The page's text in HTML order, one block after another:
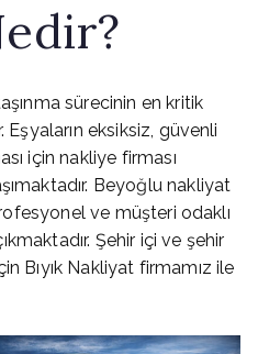
sürecinin en kritik
Eşyaların eksiksiz, güvenli
için nakliye firması
Beyoğlu nakliyat
ve müşteri odaklı
Şehir içi ve şehir
Bıyık Nakliyat firmamız ile